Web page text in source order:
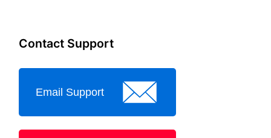
Contact Support
Email Support